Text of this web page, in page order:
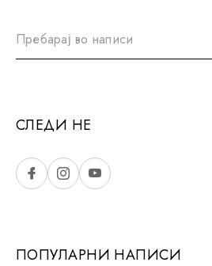
СЛЕДИ НЕ
ПОПУЛАРНИ НАПИСИ